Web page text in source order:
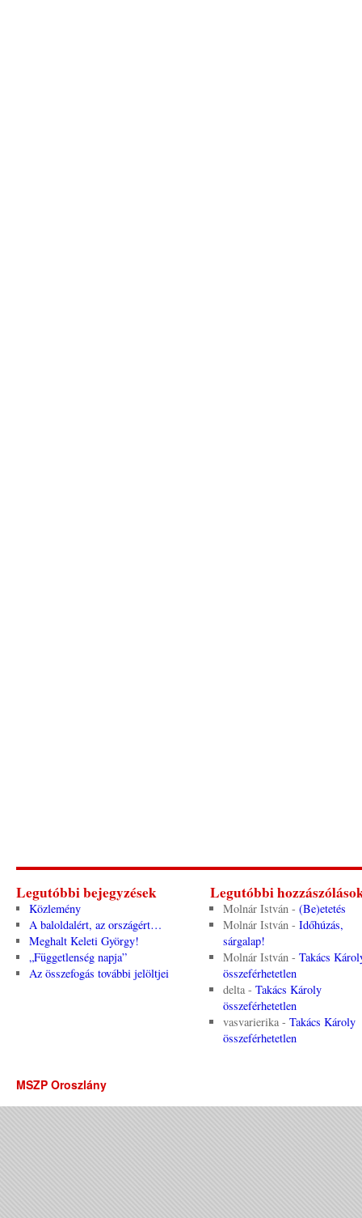
Legutóbbi bejegyzések
Közlemény
A baloldalért, az országért…
Meghalt Keleti György!
„Függetlenség napja”
Az összefogás további jelöltjei
Legutóbbi
Molnár István- (Be)etetés
Molnár István- Időhúzás,
sárgalap!
Molnár István- Takács
összeférhetetlen
delta- Takács Károly
összeférhetetlen
vasvarierika- Takács Károly
összeférhetetlen
MSZP Oroszlány